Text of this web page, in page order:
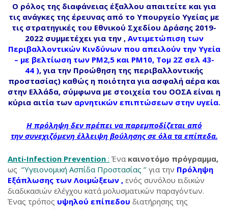
Ο ρόλος της διαφάνειας έξαλλου απαιτείτε και για
τις ανάγκες της έρευνας από το Υπουργείο Υγείας με
τις στρατηγικές του Εθνικού Σχεδίου Δράσης 2019-
2022 συμμετέχει για την , Αντιμετώπιση των
Περιβαλλοντικών Κινδύνων που απειλούν την Υγεία
– με βελτίωση των PM2,5 και PM10, Τομ 2Ζ σελ 43-
44 ),για την Προώθηση της περιβαλλοντικής
προστασίας) καθώς η ποιότητα για ασφαλή αέρα και
στην Ελλάδα, σύμφωνα με στοιχεία του ΟΟΣΑ είναι η
κύρια αιτία των αρνητικών επιπτώσεων στην υγεία.
Η πρόληψη δεν πρέπει να παρεμποδίζεται από
την συνεχιζόμενη έλλειψη βούλησης σε όλα τα επίπεδα.
Anti-Infection Prevention : Ένα καινοτόμο πρόγραμμα,
ως ‘’Υγειονομική Ασπίδα Προστασίας ’’ για την Πρόληψη
Εξάπλωσης των Λοιμώξεων , ενός συνόλου ειδικών
διαδικασιών ελέγχου κατά μολυσματικών παραγόντων.
Ένας τρόπος υψηλού επίπεδου διατήρησης της